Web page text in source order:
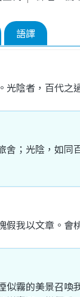
語譯
。 光陰者 ， 百代之
舍 ； 光陰 ，如同
假我以文章 。 會
似霧的美景召喚